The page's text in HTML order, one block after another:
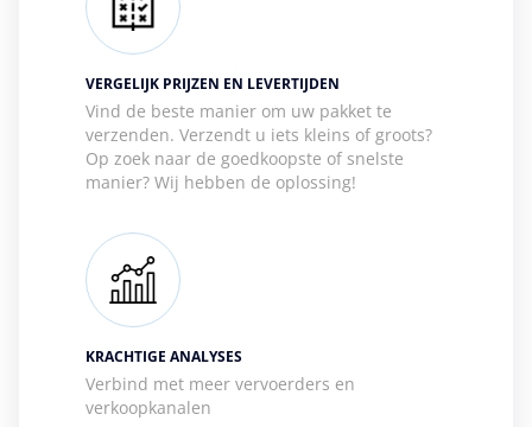
VERGELIJK PRIJZEN EN LEVERTIJDEN
Vind de beste manier om uw pakket te
verzenden. Verzendt u iets kleins of groots?
Op zoek naar de goedkoopste of snelste
manier? Wij hebben de oplossing!
KRACHTIGE ANALYSES
Verbind met meer vervoerders en
verkoopkanalen